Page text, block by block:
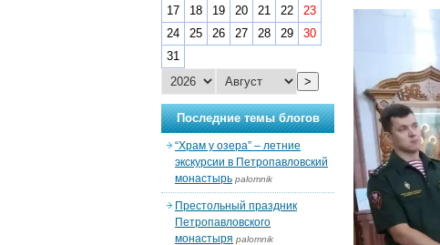
17
18 19 20 21 22
23
24
25 26 27 28 29
30
31
>
Последние темы блогов
“Храм у озера” – летние
экскурсии в Петропавловский
монастырь palomnik
Престольный праздник
Петропавловского
монастыря palomnik